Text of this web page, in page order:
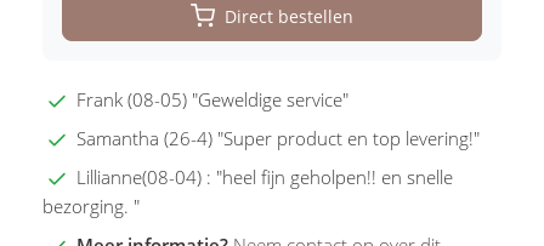
Direct bestellen
Frank (08-05) "Geweldige service"
Samantha (26-4) "Super product en top levering!"
Lillianne(08-04) : "heel fijn geholpen!! en snelle
bezorging. "